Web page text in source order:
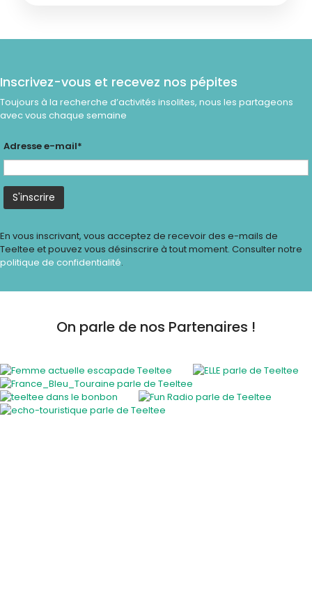
Inscrivez-vous et recevez nos pépites
Toujours à la recherche d’activités insolites, nous les partageons
avec vous chaque semaine
Adresse e-mail*
En vous inscrivant, vous acceptez de recevoir des e-mails de
Teeltee et pouvez vous désinscrire à tout moment. Consulter notre
politique de confidentialité.
On parle de nos Partenaires !